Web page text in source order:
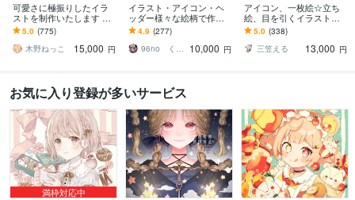
可愛さに極振りしたイラ
ストを制作いたします ★
商用利用＆二次利用込
み！ミニキャラは小物２
点まで無料！★
5.0 (775)
木野ねっこ
15,000 円
イラスト・アイコン・ヘ
ッダー様々な絵柄で作成
します 商用可！似顔絵・
ブログ・インスタ・動画
配信サムネ等用途様々！
4.9 (277)
96no くろの
10,000 円
アイコン、一枚絵☆立ち
絵、目を引くイラスト描
きます イリアム、サム
ネ、live2D、YouTube、歌
ってみたも
5.0 (338)
三笠える
13,000 円
お気に入り登録が多いサービス
満枠対応中